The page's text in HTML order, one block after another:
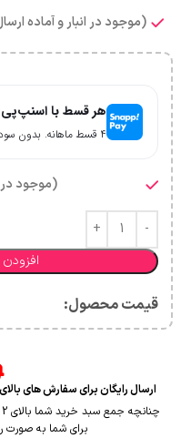
(موجود در انبار و آماده
هر قسط با
۴ قسط ماهانه. بدون سود، چک و ضامن.
(موجود در
قیمت محصول:​
ارسال رایگان برای سفارش های بالای 2 میلیون و 500 هزار تومان(غیر
برای شما به صورت